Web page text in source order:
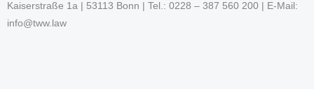
Kaiserstraße 1a | 53113 Bonn | Tel.: 0228 – 387 560 200 | E-Mail:
info@tww.law